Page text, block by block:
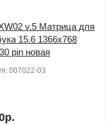
v.5 Матрица для
15.6 1366x768
pin новая
007022-03